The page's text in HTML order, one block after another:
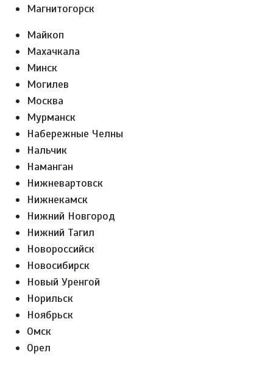
Магнитогорск
Майкоп
Махачкала
Минск
Могилев
Москва
Мурманск
Набережные Челны
Нальчик
Наманган
Нижневартовск
Нижнекамск
Нижний Новгород
Нижний Тагил
Новороссийск
Новосибирск
Новый Уренгой
Норильск
Ноябрьск
Омск
Орел